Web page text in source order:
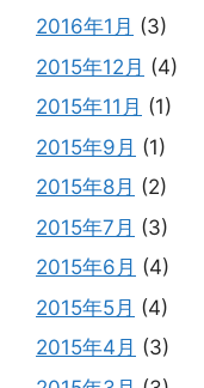
2016年1月 (3)
2015年12月 (4)
2015年11月 (1)
2015年9月 (1)
2015年8月 (2)
2015年7月 (3)
2015年6月 (4)
2015年5月 (4)
2015年4月 (3)